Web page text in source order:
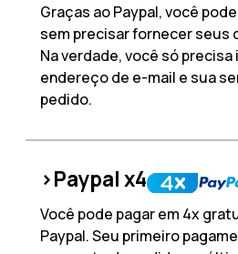
Graças ao Paypal, você
sem precisar fornecer seus
Na verdade, você só
endereço de e-mail e sua
pedido.
>Paypal x4
Você pode pagar em 4x
Paypal. Seu primeiro